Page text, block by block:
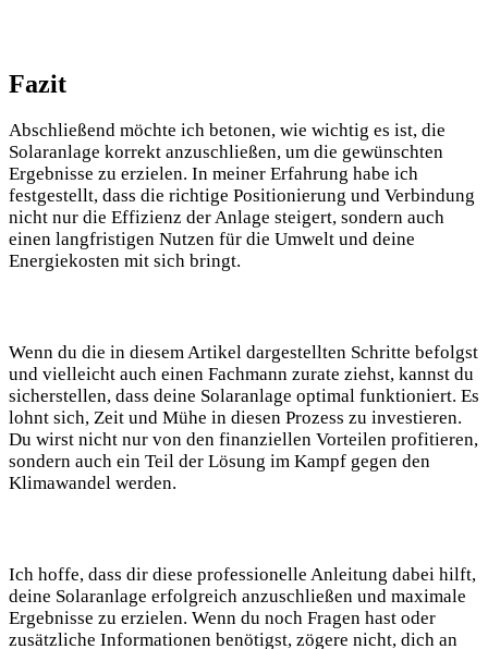
Fazit
Abschließend möchte ich ⁣betonen, ​wie wichtig es ist, die
Solaranlage korrekt anzuschließen, um die gewünschten
Ergebnisse zu erzielen. In‍ meiner Erfahrung habe ich
‍festgestellt, dass die richtige Positionierung‌ und Verbindung
nicht nur⁤ die ‍Effizienz der Anlage steigert, sondern auch
einen langfristigen Nutzen für die Umwelt und deine
Energiekosten mit⁢ sich⁢ bringt.
Wenn du die in ⁣diesem⁣ Artikel⁣ dargestellten Schritte befolgst
und‌ vielleicht auch einen ‍Fachmann zurate ziehst, kannst‌ du
sicherstellen, dass deine Solaranlage optimal funktioniert. Es
lohnt sich, Zeit und Mühe in diesen Prozess ‌zu ​investieren.
⁣Du wirst nicht nur von den finanziellen Vorteilen profitieren,
sondern auch ein Teil der Lösung im Kampf gegen den
Klimawandel⁢ werden.
Ich hoffe, dass dir diese professionelle Anleitung dabei hilft,‍
deine Solaranlage erfolgreich anzuschließen und maximale
Ergebnisse zu ‌erzielen. Wenn du noch Fragen hast ​oder
‌zusätzliche Informationen ‍benötigst, zögere​ nicht,⁢ dich⁤ an